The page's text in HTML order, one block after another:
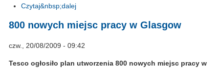
Czytaj&nbsp;dalej
800 nowych miejsc pracy w Glasgow
czw., 20/08/2009 - 09:42
Tesco ogłosiło plan utworzenia 800 nowych miejsc pracy w